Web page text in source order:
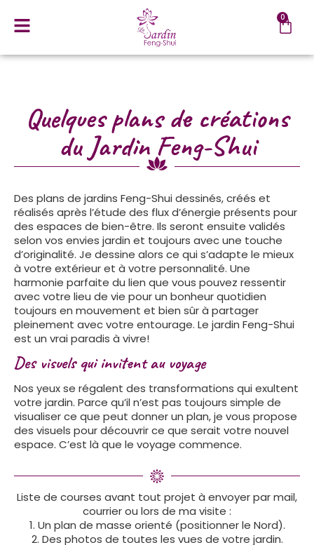
0
Quelques plans de créations
du Jardin Feng-Shui
Des plans de jardins Feng-Shui dessinés, créés et
réalisés après l’étude des flux d’énergie présents pour
des espaces de bien-être. Ils seront ensuite validés
selon vos envies jardin et toujours avec une touche
d’originalité. Je dessine alors ce qui s’adapte le mieux
à votre extérieur et à votre personnalité. Une
harmonie parfaite du lien que vous pouvez ressentir
avec votre lieu de vie pour un bonheur quotidien
toujours en mouvement et bien sûr à partager
pleinement avec votre entourage. Le jardin Feng-Shui
est un vrai paradis à vivre!
Des visuels qui invitent au voyage
Nos yeux se régalent des transformations qui exultent
votre jardin. Parce qu’il n’est pas toujours simple de
visualiser ce que peut donner un plan, je vous propose
des visuels pour découvrir ce que serait votre nouvel
espace. C’est là que le voyage commence.
Liste de courses avant tout projet à envoyer par mail,
courrier ou lors de ma visite :
1. Un plan de masse orienté (positionner le Nord).
2. Des photos de toutes les vues de votre jardin.